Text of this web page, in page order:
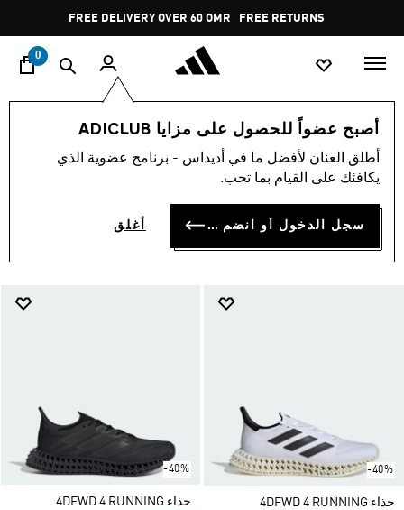
Pause
promotion
rotation
FREE DELIVERY OVER 60 OMR FREE RETURNS
0
أصبح عضواً للحصول على مزايا ADICLUB
أطلق العنان لأفضل ما في أديداس - برنامج عضوية الذي
يكافئك على القيام بما تحب.
سجل الدخول أو انضم الآن أغلق
الرياضات الجري
4DFWD للجري
Men's 4DFWD Running
MEN'S 4DFWD RUNNING (3)
فلتر و صنف
-40%
حذاء 4DFWD 4 RUNNING
-40%
حذاء 4DFWD 4 RUNNING